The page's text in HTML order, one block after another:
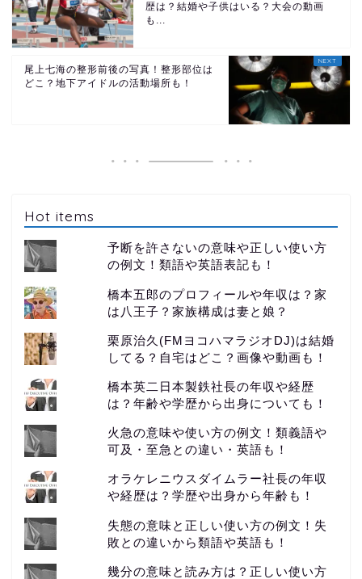
歴は？結婚や子供はいる？大会の動画
も...
尾上七海の整形前後の写真！整形部位は
どこ？地下アイドルの活動場所も！
Hot items
予断を許さないの意味や正しい使い方
の例文！類語や英語表記も！
橋本五郎のプロフィールや年収は？家
は八王子？家族構成は妻と娘？
栗原治久(FMヨコハマラジオDJ)は結婚
してる？自宅はどこ？画像や動画も！
橋本英二日本製鉄社長の年収や経歴
は？年齢や学歴から出身についても！
火急の意味や使い方の例文！類義語や
可及・至急との違い・英語も！
オラケレニウスダイムラー社長の年収
や経歴は？学歴や出身から年齢も！
失態の意味と正しい使い方の例文！失
敗との違いから類語や英語も！
幾分の意味と読み方は？正しい使い方